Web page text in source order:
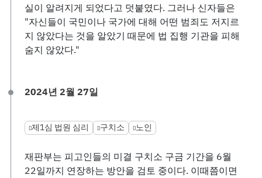
실이 알려지게 되었다고 덧붙였다. 그러나 신자들은
"자신들이 국민이나 국가에 대해 어떤 범죄도 저지르
지 않았다는 것을 알았기 때문에 법 집행 기관을 피해
숨지 않았다."
2024년 2월 27일
제1심 법원 심리 구치소 노인
재판부는 피고인들의 미결 구치소 구금 기간을 6월
22일까지 연장하는 방안을 검토 중이다. 이때쯤이면